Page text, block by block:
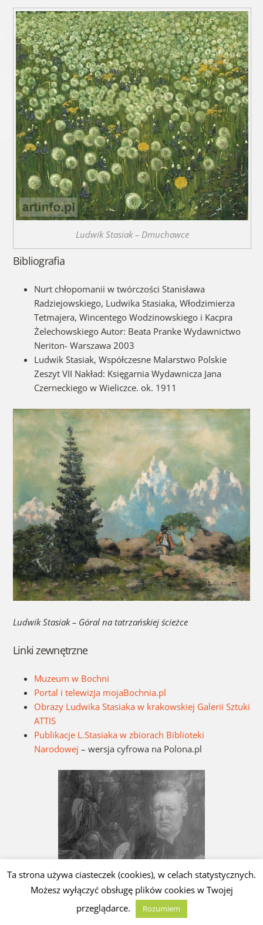
Ludwik Stasiak – Dmuchawce
Bibliografia
Nurt chłopomanii w twórczości Stanisława
Radziejowskiego, Ludwika Stasiaka, Włodzimierza
Tetmajera, Wincentego Wodzinowskiego i Kacpra
Żelechowskiego Autor: Beata Pranke Wydawnictwo
Neriton- Warszawa 2003
Ludwik Stasiak, Współczesne Malarstwo Polskie
Zeszyt VII Nakład: Księgarnia Wydawnicza Jana
Czerneckiego w Wieliczce. ok. 1911
Ludwik Stasiak – Góral na tatrzańskiej ścieżce
Linki zewnętrzne
Muzeum w Bochni
Portal i telewizja mojaBochnia.pl
Obrazy Ludwika Stasiaka w krakowskiej Galerii Sztuki
ATTIS
Publikacje L.Stasiaka w zbiorach Biblioteki
Narodowej – wersja cyfrowa na Polona.pl
Autoportret artysty [Źródło: Narodowe Archiwum Cyfrowe]
Ta strona używa ciasteczek (cookies), w celach statystycznych.
Możesz wyłączyć obsługę plików cookies w Twojej
przeglądarce.
Rozumiem